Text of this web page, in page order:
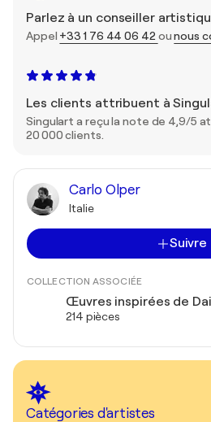
Parlez à un conseiller
Appel +33 1 76 44 06 42 ounous
Les clients attribuent à
Singulart a reçu la note de 4,9/5
20 000 clients.
Carlo Olper
Italie
Suivre
COLLECTION ASSOCIÉE
Œuvres inspirées de
214 pièces
Catégories d'artistes